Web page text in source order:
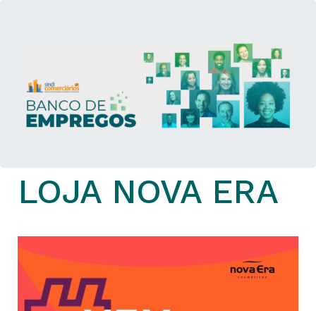
LOJA NOVA ERA